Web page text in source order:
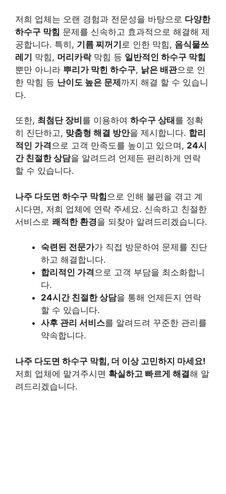
저희 업체는 오랜 경험과 전문성을 바탕으로 다양한
하수구 막힘 문제를 신속하고 효과적으로 해결해 제
공합니다. 특히, 기름 찌꺼기 로 인한 막힘, 음식물쓰
레기 막힘, 머리카락막힘 등 일반적인 하수구 막힘
뿐만 아니라 뿌리가 막힌 하수구, 낡은 배관으로 인
한 막힘 등 난이도 높은 문제까지 해결 할 수 있습니
다.
또한, 최첨단 장비 를 이용하여 하수구 상태 를 정확
히 진단하고, 맞춤형 해결 방안을 제시합니다. 합리
적인 가격으로 고객 만족도를 높이고 있으며, 24시
간 친절한 상담을 알려드려 언제든 편리하게 연락
할 수 있습니다.
나주 다도면 하수구 막힘 으로 인해 불편을 겪고 계
시다면, 저희 업체에 연락 주세요. 신속하고 친절한
서비스로 쾌적한 환경을 되찾아 알려드리겠습니다.
숙련된 전문가가 직접 방문하여 문제를 진단
하고 해결합니다.
합리적인 가격으로 고객 부담을 최소화합니
다.
24시간 친절한 상담을 통해 언제든지 연락
할 수 있습니다.
사후 관리 서비스를 알려드려 꾸준한 관리를
약속합니다.
나주 다도면 하수구 막힘, 더 이상 고민하지 마세요!
저희 업체에 맡겨주시면 확실하고 빠르게 해결해 알
려드리겠습니다.